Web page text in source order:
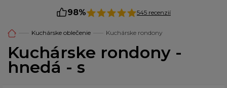
98% 545 recenzií
Kuchárske oblečenie Kuchárske rondony
Kuchárske rondony -
hnedá - s